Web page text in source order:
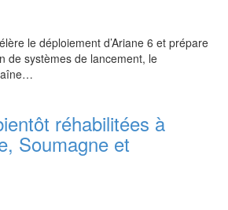
le déploiement d’Ariane 6 et prépare
de systèmes de lancement, le
réhabilitées à
Soumagne et